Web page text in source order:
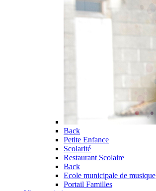
Back
Petite Enfance
Scolarité
Restaurant Scolaire
Back
Ecole municipale de musique
Portail Familles